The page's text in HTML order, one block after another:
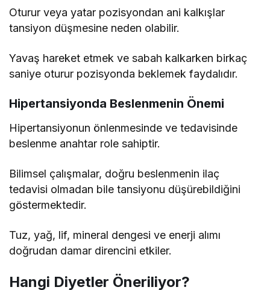
Oturur veya yatar pozisyondan ani kalkışlar
tansiyon düşmesine neden olabilir.
Yavaş hareket etmek ve sabah kalkarken birkaç
saniye oturur pozisyonda beklemek faydalıdır.
Hipertansiyonda Beslenmenin Önemi
Hipertansiyonun önlenmesinde ve tedavisinde
beslenme anahtar role sahiptir.
Bilimsel çalışmalar, doğru beslenmenin ilaç
tedavisi olmadan bile tansiyonu düşürebildiğini
göstermektedir.
Tuz, yağ, lif, mineral dengesi ve enerji alımı
doğrudan damar direncini etkiler.
Hangi Diyetler Öneriliyor?